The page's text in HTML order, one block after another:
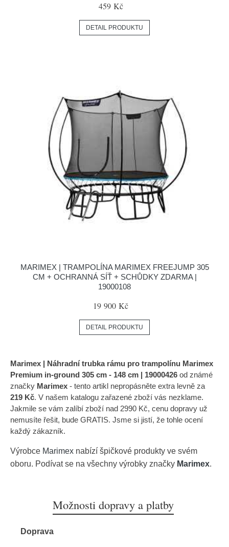
459 Kč
DETAIL PRODUKTU
MARIMEX | TRAMPOLÍNA MARIMEX FREEJUMP 305
CM + OCHRANNÁ SÍŤ + SCHŮDKY ZDARMA |
19000108
19 900 Kč
DETAIL PRODUKTU
Marimex | Náhradní trubka rámu pro trampolínu Marimex
Premium in-ground 305 cm - 148 cm | 19000426 od známé
značky Marimex - tento artikl nepropásněte extra levně za
219 Kč. V našem katalogu zařazené zboží vás nezklame.
Jakmile se vám zalíbí zboží nad 2990 Kč, cenu dopravy už
nemusíte řešit, bude GRATIS. Jsme si jistí, že tohle ocení
každý zákazník.
Výrobce Marimex nabízí špičkové produkty ve svém
oboru. Podívat se na všechny výrobky značky Marimex.
Možnosti dopravy a platby
Doprava